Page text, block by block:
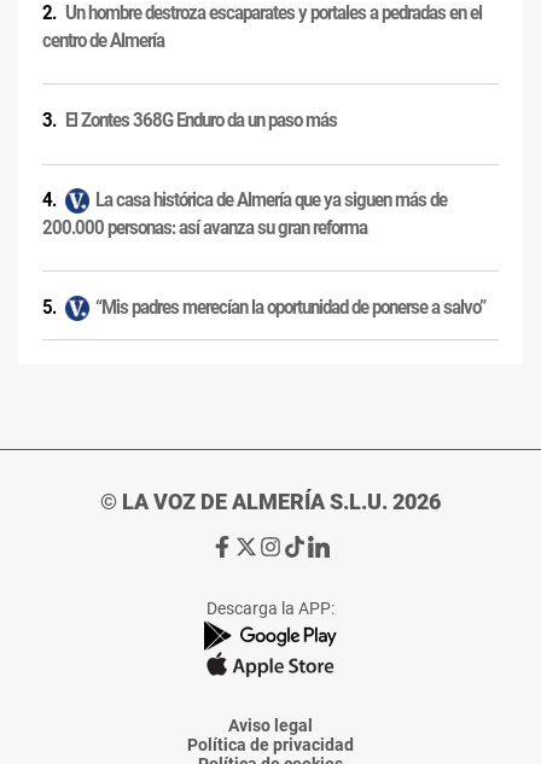
Un hombre destroza escaparates y portales a pedradas en el
centro de Almería
El Zontes 368G Enduro da un paso más
La casa histórica de Almería que ya siguen más de
200.000 personas: así avanza su gran reforma
“Mis padres merecían la oportunidad de ponerse a salvo”
© LA VOZ DE ALMERÍA S.L.U. 2026
Ir
de
La
Voz
Almería
Ir
de
La
Voz
Almería
Ir
de
La
Voz
Almería
Ir
de
La
Voz
Almería
Ir
de
La
Voz
Descarga la APP:
Aviso legal
Política de privacidad